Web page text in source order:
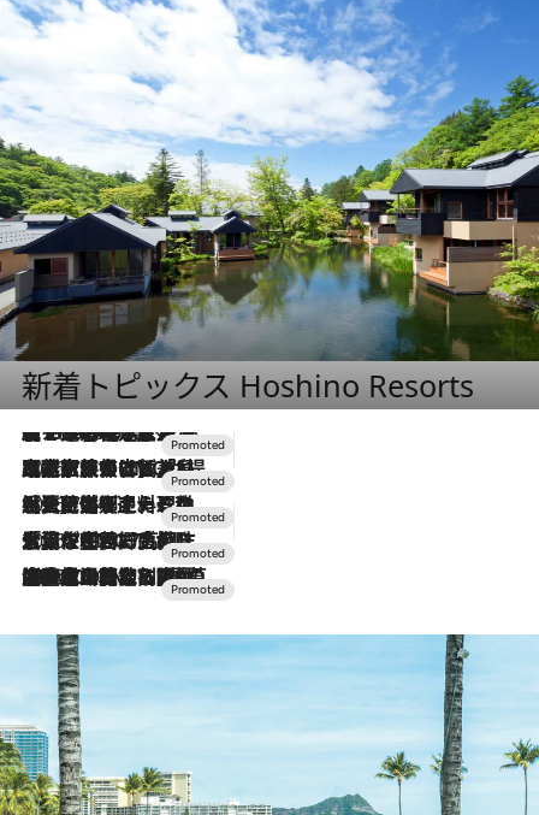
新着トピックス Hoshino Resorts
2026.8.7
【トンボの足水浴】ヒノキの香りに包まれて涼感マックス！約13℃の湧水かけ流しを避暑地「星野温泉 トンボの湯」で体験
2026.7.31
【ホテル帰省】という選択肢をOMOが提案。家族とほどよい距離を保つには「昼は実家、夜は気兼ねなくホテルで！」
2026.7.24
【夏限定ディナーコース】旬を迎える稚鮎や花ズッキーニなどをイタリア・トスカーナの郷土料理の手法で満喫！
2026.7.17
「土佐和ハーブかき氷」がOMO7高知に登場！生姜、山椒、大葉など目にも舌にも涼を呼ぶ郷土の味
2026.7.10
NEW OPEN！【界 草津】名湯の地に誕生。趣の異なる2種の温泉と上州ならではの会席・蕎麦割烹など美食を味わう究極の癒やし旅